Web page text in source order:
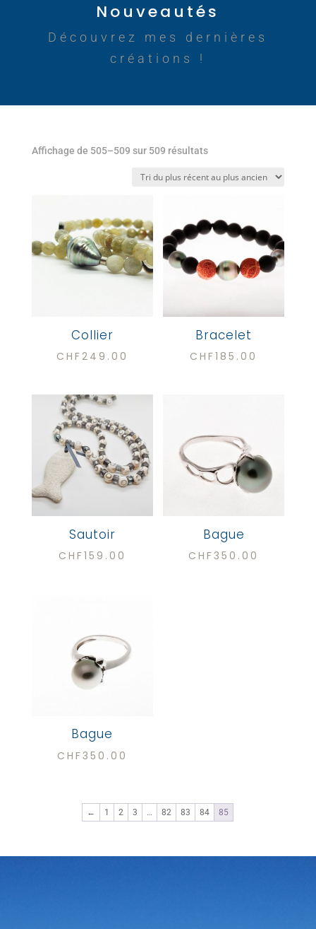
Nouveautés
Découvrez mes dernières
créations !
Affichage de 505–509 sur 509 résultatsTrié
plus
plus
ancien
Collier
CHF249.00
Bracelet
CHF185.00
Sautoir
CHF159.00
Bague
CHF350.00
Bague
CHF350.00
← 1 2 3 … 82 83 84 85